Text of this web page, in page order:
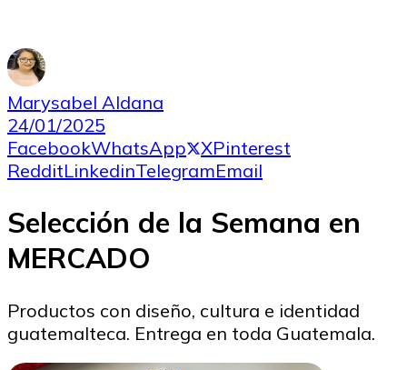
Marysabel Aldana
24/01/2025
FacebookWhatsApp XPinterest
RedditLinkedinTelegramEmail
Selección de la Semana en
MERCADO
Productos con diseño, cultura e identidad
guatemalteca. Entrega en toda Guatemala.